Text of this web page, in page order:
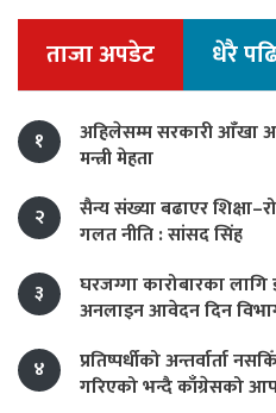
ताजा अपडेट धेरै
१
अहिलेसम्म सरकारी आँखा
मन्त्री मेहता
२
सैन्य संख्या बढाएर
गलत नीति : सांसद सिंह
३
घरजग्गा कारोबारका लागि
अनलाइन आवेदन दिन
४
प्रतिष्पर्धीको अन्तर्वार्ता
गरिएको भन्दै काँग्रेसको